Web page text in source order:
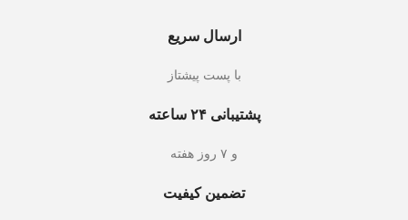
ارسال سریع
با پست پیشتاز
پشتیبانی ۲۴ ساعته
و ۷ روز هفته
تضمین کیفیت